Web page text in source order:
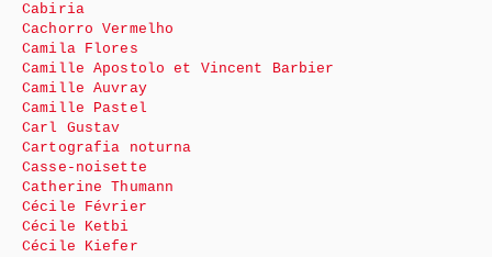
Cabiria
Cachorro Vermelho
Camila Flores
Camille Apostolo et Vincent Barbier
Camille Auvray
Camille Pastel
Carl Gustav
Cartografia noturna
Casse-noisette
Catherine Thumann
Cécile Février
Cécile Ketbi
Cécile Kiefer